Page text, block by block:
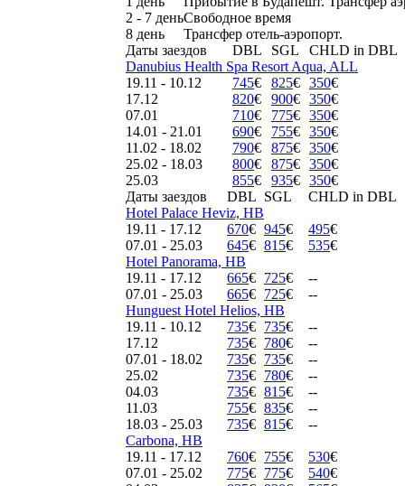
2 - 7 деньСвободное время
8 день
Трансфер отель-аэропорт.
Даты заездов
DBL SGL
CHLD in DBL
Danubius Health Spa Resort Aqua, ALL
19.11 - 10.12
745€ 825€ 350€
17.12
820€ 900€ 350€
07.01
710€ 775€ 350€
14.01 - 21.01
690€ 755€ 350€
11.02 - 18.02
790€ 875€ 350€
25.02 - 18.03
800€ 875€ 350€
25.03
855€ 935€ 350€
Даты заездов
DBL SGL
CHLD in DBL
Hotel Palace Heviz, HB
19.11 - 17.12
670€ 945€ 495€
07.01 - 25.03
645€ 815€ 535€
Hotel Panorama, HB
19.11 - 17.12
665€ 725€
--
07.01 - 25.03
665€ 725€
--
Hunguest Hotel Helios, HB
19.11 - 10.12
735€ 735€
--
17.12
735€ 780€
--
07.01 - 18.02
735€ 735€
--
25.02
735€ 780€
--
04.03
735€ 815€
--
11.03
755€ 835€
--
18.03 - 25.03
735€ 815€
--
Carbona, HB
19.11 - 17.12
760€ 755€ 530€
07.01 - 25.02
775€ 775€ 540€